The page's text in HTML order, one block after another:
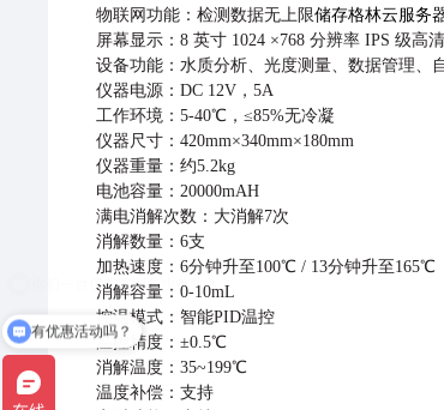
物联⽹功能：检测数据⽆上限储存格林云服务
屏幕显示：8 英⼨ 1024 ×768 分辨率 IPS 级⾼
设备功能：⽔质分析、光度测量、数据管理、
仪器电源：DC 12V，5A
⼯作环境：5-40℃，≤85%⽆冷凝
仪器尺⼨：420mm×340mm×180mm
仪器重量：约5.2kg
电池容量：20000mAH
满电消解次数：⼤消解7次
消解数量：6⽀
加热速度：6分钟升⾄100℃ / 13分钟升⾄165℃
消解容量：0-10mL
控温模式：智能PID温控
温控精度：±0.5℃
消解温度：35~199℃
温度补偿：⽀持
有优惠活动吗？